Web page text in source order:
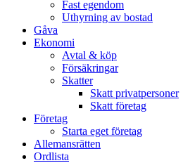
Fast egendom
Uthyrning av bostad
Gåva
Ekonomi
Avtal & köp
Försäkringar
Skatter
Skatt privatpersoner
Skatt företag
Företag
Starta eget företag
Allemansrätten
Ordlista